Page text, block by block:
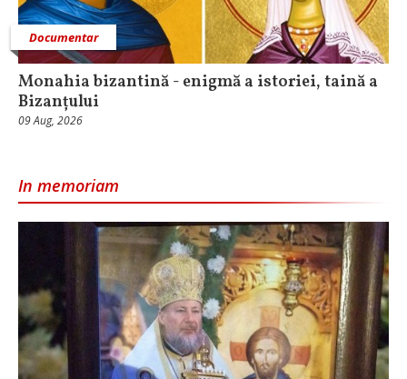
Documentar
Monahia bizantină - enigmă a istoriei, taină a
Bizanțului
09 Aug, 2026
In memoriam